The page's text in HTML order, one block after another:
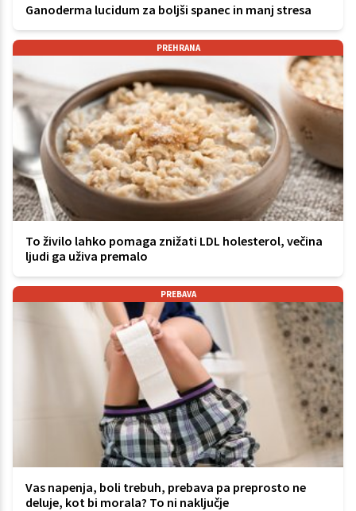
Ganoderma lucidum za boljši spanec in manj stresa
PREHRANA
To živilo lahko pomaga znižati LDL holesterol, večina
ljudi ga uživa premalo
PREBAVA
Vas napenja, boli trebuh, prebava pa preprosto ne
deluje, kot bi morala? To ni naključje